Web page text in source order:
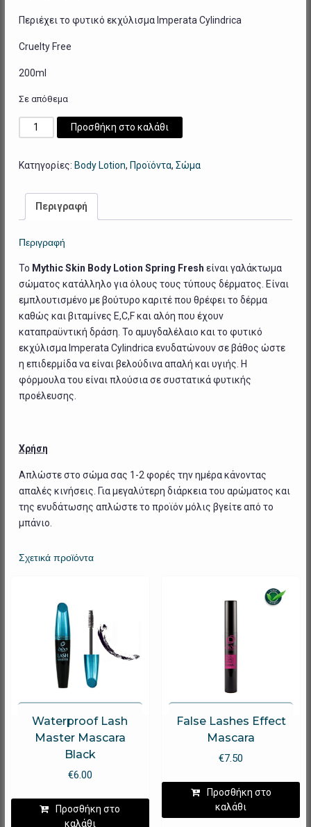
Περιέχει το φυτικό εκχύλισμα Imperata Cylindrica
Cruelty Free
200ml
Σε απόθεμα
Mythic
Skin
Lotion
Fresh
ποσότητα
Προσθήκη στο καλάθι
Κατηγορίες: Body Lotion, Προϊόντα, Σώμα
Περιγραφή
Περιγραφή
To Mythic Skin Body Lotion Spring Fresh είναι γαλάκτωμα
σώματος κατάλληλο για όλους τους τύπους δέρματος. Είναι
εμπλουτισμένο με βούτυρο καριτέ που θρέφει το δέρμα
καθώς και βιταμίνες E,C,F και αλόη που έχουν
καταπραϋντική δράση. Το αμυγδαλέλαιο και το φυτικό
εκχύλισμα Imperata Cylindrica ενυδατώνουν σε βάθος ώστε
η επιδερμίδα να είναι βελούδινα απαλή και υγιής. Η
φόρμουλα του είναι πλούσια σε συστατικά φυτικής
προέλευσης.
Χρήση
Απλώστε στο σώμα σας 1-2 φορές την ημέρα κάνοντας
απαλές κινήσεις. Για μεγαλύτερη διάρκεια του αρώματος και
της ενυδάτωσης απλώστε το προϊόν μόλις βγείτε από το
μπάνιο.
Σχετικά προϊόντα
Waterproof Lash
Master Mascara
Black
€6.00
Προσθήκη στο
καλάθι
False Lashes Effect
Mascara
€7.50
Προσθήκη στο
καλάθι